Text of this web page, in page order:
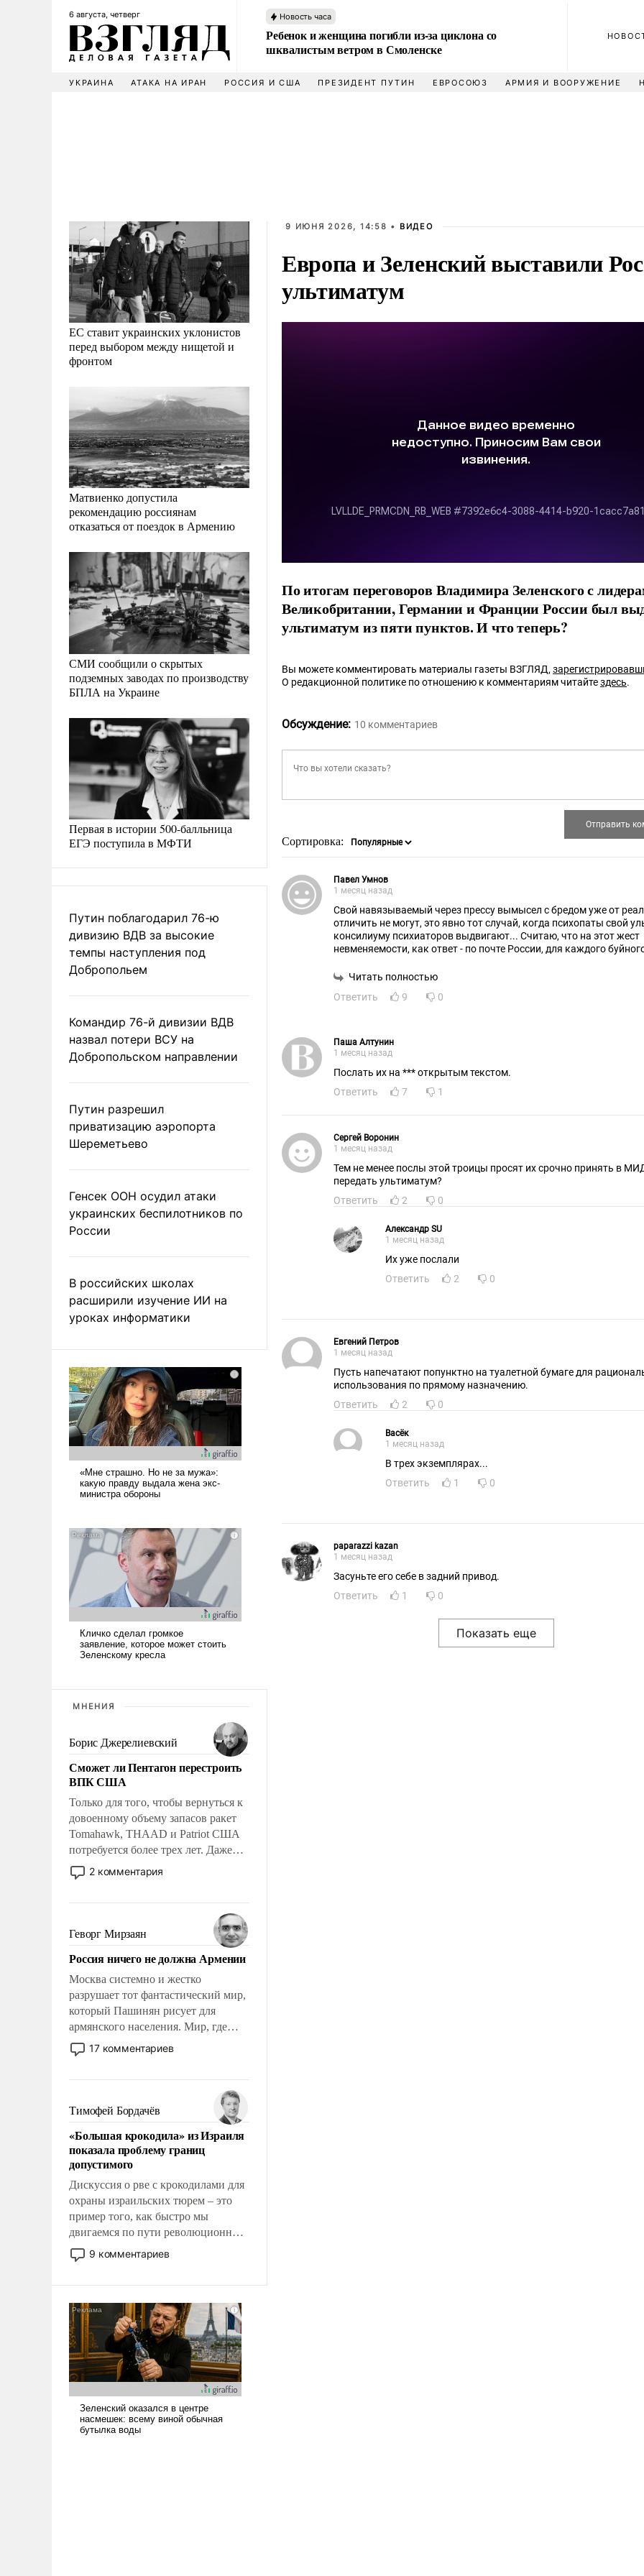
6 августа, четверг Новость часа
Ребенок и женщина погибли из-за циклона со
шквалистым ветром в Смоленске
УКРАИНА АТАКА НА ИРАН РОССИЯ И США ПРЕЗИДЕНТ ПУТИН ЕВРОСОЮЗ АРМИЯ И ВООРУЖЕНИЕ
ЕС ставит украинских уклонистов
перед выбором между нищетой и
фронтом
Матвиенко допустила
рекомендацию россиянам
отказаться от поездок в Армению
СМИ сообщили о скрытых
подземных заводах по производству
БПЛА на Украине
Первая в истории 500-балльница
ЕГЭ поступила в МФТИ
Путин поблагодарил 76-ю
дивизию ВДВ за высокие
темпы наступления под
Добропольем
Командир 76-й дивизии ВДВ
назвал потери ВСУ на
Добропольском направлении
Путин разрешил
приватизацию аэропорта
Шереметьево
Генсек ООН осудил атаки
украинских беспилотников по
России
В российских школах
расширили изучение ИИ на
уроках информатики
МНЕНИЯ
Борис Джерелиевский
Сможет ли Пентагон перестроить
ВПК США
Только для того, чтобы вернуться к
довоенному объему запасов ракет
Tomahawk, THAAD и Patriot США
потребуется более трех лет. Даже
небольшая война с Ираном
опустошила американские
уязвимости США, например, перед
Китаем.
2 комментария
Геворг Мирзаян
Россия ничего не должна Армении
Москва системно и жестко
разрушает тот фантастический мир,
который Пашинян рисует для
армянского населения. Мир, где
политические прожекты будут
безусловно оплачиваться за счет
где Еревану за свои поступки не
нужно отвечать.
17 комментариев
Тимофей Бордачёв
«Большая крокодила» из Израиля
показала проблему границ
допустимого
Дискуссия о рве с крокодилами для
охраны израильских тюрем – это
пример того, как быстро мы
двигаемся по пути революционных
изменений. То, что несколько лет
назад было образом для
9 комментариев
9 ИЮНЯ 2026, 14:58 • ВИДЕО
Европа и Зеленский выставили
ультиматум
По итогам переговоров Владимира Зеленского с
Великобритании, Германии и Франции России был
ультиматум из пяти пунктов. И что теперь?
Вы можете комментировать материалы газеты ВЗГЛЯД,
О редакционной политике по отношению к комментариям читайтездесь.
Обсуждение: 10 комментариев
Сортировка:
Павел Умнов
1 месяц назад
Свой навязываемый через прессу вымысел с бредом уже от
отличить не могут, это явно тот случай, когда психопаты свой
консилиуму психиаторов выдвигают... Считаю, что на этот жест
невменяемости, как ответ - по почте России, для каждого
недуги специалистам!
Читать полностью
Ответить
9 0
Паша Алтунин
1 месяц назад
Послать их на *** открытым текстом.
Ответить
7 1
Сергей Воронин
1 месяц назад
Тем не менее послы этой троицы просят их срочно принять в
передать ультиматум?
Ответить
2 0
Александр SU
1 месяц назад
Их уже послали
Ответить
2 0
Евгений Петров
1 месяц назад
Пусть напечатают попунктно на туалетной бумаге для
использования по прямому назначению.
Ответить
2 0
Васёк
1 месяц назад
В трех экземплярах...
Ответить
1 0
paparazzi kazan
1 месяц назад
Засуньте его себе в задний привод.
Ответить
1 0